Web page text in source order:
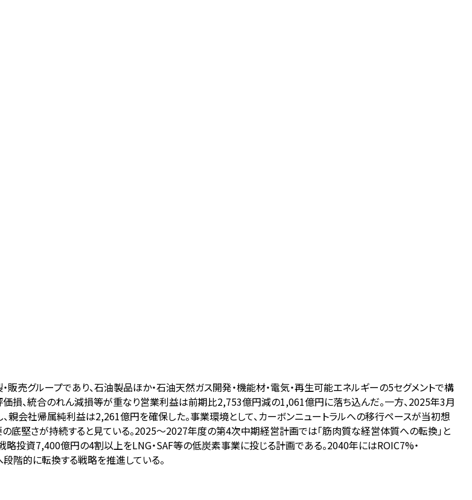
売グループであり、石油製品ほか・石油天然ガス開発・機能材・電気・再生可能エネルギーの5セグメントで構
損、統合のれん減損等が重なり営業利益は前期比2,753億円減の1,061億円に落ち込んだ。一方、2025年3月
会社帰属純利益は2,261億円を確保した。事業環境として、カーボンニュートラルへの移行ペースが当初想
底堅さが持続すると見ている。2025〜2027年度の第4次中期経営計画では「筋肉質な経営体質への転換」と
略投資7,400億円の4割以上をLNG・SAF等の低炭素事業に投じる計画である。2040年にはROIC7%・
階的に転換する戦略を推進している。